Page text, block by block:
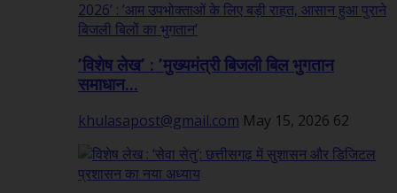
’विशेष लेख’ : ’मुख्यमंत्री बिजली बिल भुगतान
समाधान...
khulasapost@gmail.com May 15, 2026 62